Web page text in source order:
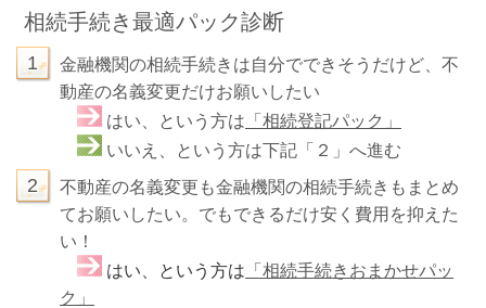
相続手続き最適パック診断
1
金融機関の相続手続きは自分でできそうだけど、不
動産の名義変更だけお願いしたい
はい、という方は 「相続登記パック」
いいえ、という方は下記「２」へ進む
2
不動産の名義変更も金融機関の相続手続きもまとめ
てお願いしたい。でもできるだけ安く費用を抑えた
い！
はい、という方は 「相続手続きおまかせパッ
ク」